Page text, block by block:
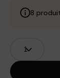
8
produits